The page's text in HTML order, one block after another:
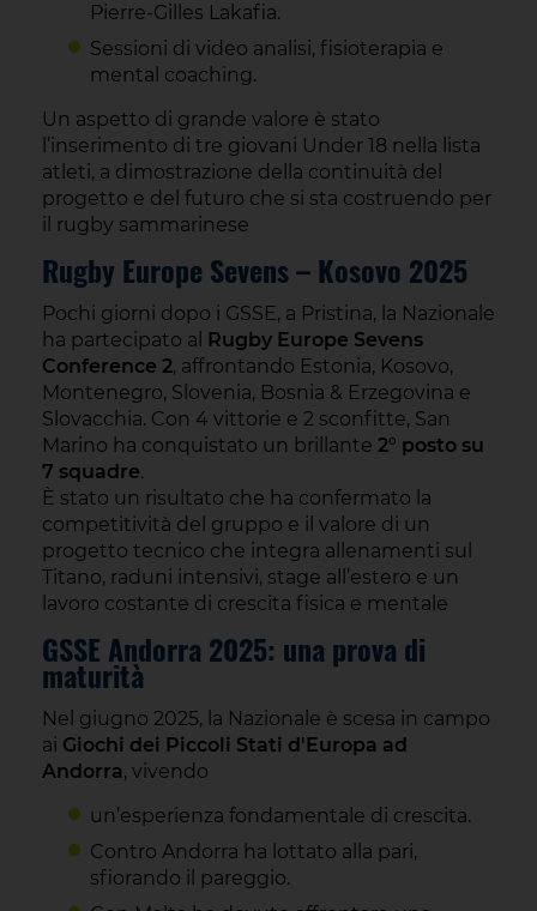
Pierre-Gilles Lakafia.
Sessioni di video analisi, fisioterapia e
mental coaching.
Un aspetto di grande valore è stato
l’inserimento di tre giovani Under 18 nella lista
atleti, a dimostrazione della continuità del
progetto e del futuro che si sta costruendo per
il rugby sammarinese
Rugby Europe Sevens – Kosovo 2025
Pochi giorni dopo i GSSE, a Pristina, la Nazionale
ha partecipato al
Rugby Europe Sevens
Conference 2, affrontando Estonia, Kosovo,
Montenegro, Slovenia, Bosnia & Erzegovina e
Slovacchia. Con 4 vittorie e 2 sconfitte, San
Marino ha conquistato un brillante 2° posto su
7 squadre.
È stato un risultato che ha confermato la
competitività del gruppo e il valore di un
progetto tecnico che integra allenamenti sul
Titano, raduni intensivi, stage all’estero e un
lavoro costante di crescita fisica e mentale
GSSE Andorra 2025: una prova di
maturità
Nel giugno 2025, la Nazionale è scesa in campo
ai Giochi dei Piccoli Stati d'Europa ad
Andorra, vivendo
un’esperienza fondamentale di crescita.
Contro Andorra ha lottato alla pari,
sfiorando il pareggio.